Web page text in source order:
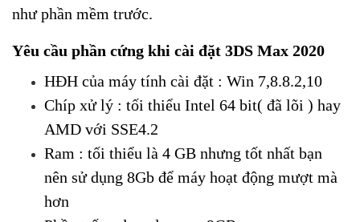
như phần mềm trước.
Yêu cầu phần cứng khi cài đặt 3DS Max 2020
HĐH của máy tính cài đặt : Win 7,8.8.2,10
Chíp xử lý : tối thiểu Intel 64 bit( đã lõi ) hay
AMD với SSE4.2
Ram : tối thiểu là 4 GB nhưng tốt nhất bạn
nên sử dụng 8Gb để máy hoạt động mượt mà
hơn